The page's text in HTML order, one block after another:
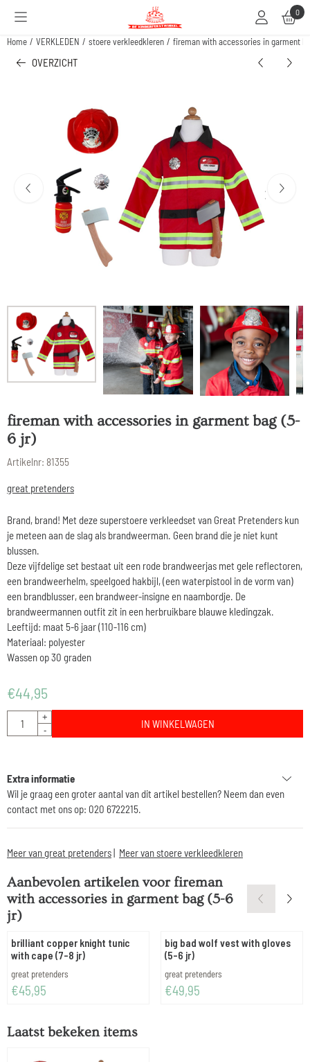
Cookievoorkeuren zijn beschikbaar. Kies instellingen of sta alle cookies toe.0
Home / VERKLEDEN / stoere verkleedkleren / fireman with accessories in garment
OVERZICHT
fireman with accessories in garment bag (5-
6 jr)
Artikelnr: 81355
great pretenders
Brand, brand! Met deze superstoere verkleedset van Great Pretenders kun
je meteen aan de slag als brandweerman. Geen brand die je niet kunt
blussen.
Deze vijfdelige set bestaat uit een rode brandweerjas met gele reflectoren,
een brandweerhelm, speelgoed hakbijl, (een waterpistool in de vorm van)
een brandblusser, een brandweer-insigne en naambordje. De
brandweermannen outfit zit in een herbruikbare blauwe kledingzak.
Leeftijd: maat 5-6 jaar (110-116 cm)
Materiaal: polyester
Wassen op 30 graden
€44,95
Aantal
+
-
IN WINKELWAGEN
Extra informatie
Wil je graag een groter aantal van dit artikel bestellen? Neem dan even
contact met ons op: 020 6722215.
Meer van great pretenders| Meer van stoere verkleedkleren
Aanbevolen artikelen voor fireman
with accessories in garment bag (5-6
jr)
brilliant copper knight tunic
with cape (7-8 jr)
Merk:
great pretenders
Prijs: 45,95
€45,95
big bad wolf vest with gloves
(5-6 jr)
Merk:
great pretenders
Prijs: 49,95
€49,95
Laatst bekeken items